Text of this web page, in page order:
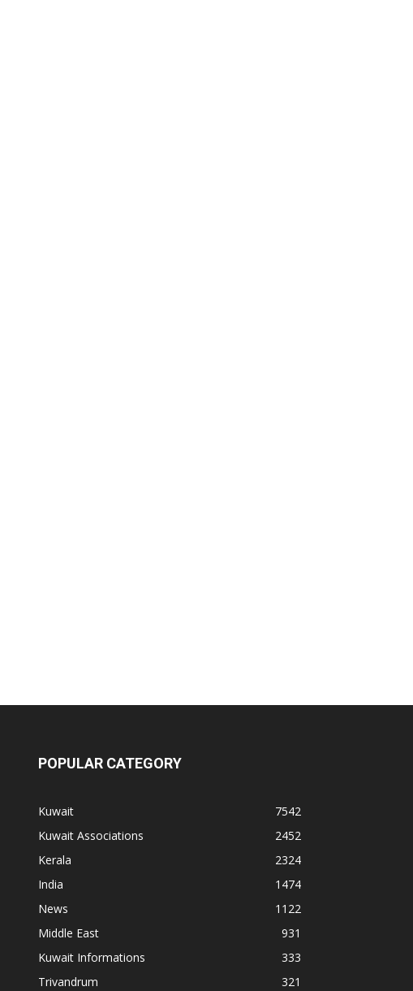
POPULAR CATEGORY
Kuwait
7542
Kuwait Associations
2452
Kerala
2324
India
1474
News
1122
Middle East
931
Kuwait Informations
333
Trivandrum
321